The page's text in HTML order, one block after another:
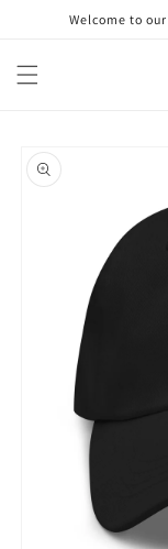
ンツにWelcome to
報にス
キップ